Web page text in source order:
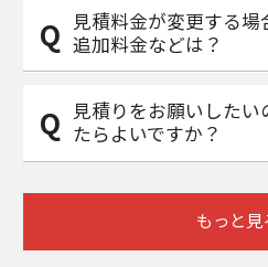
見積料金が変更する場
追加料金などは？
見積りをお願いしたい
たらよいですか？
もっと見